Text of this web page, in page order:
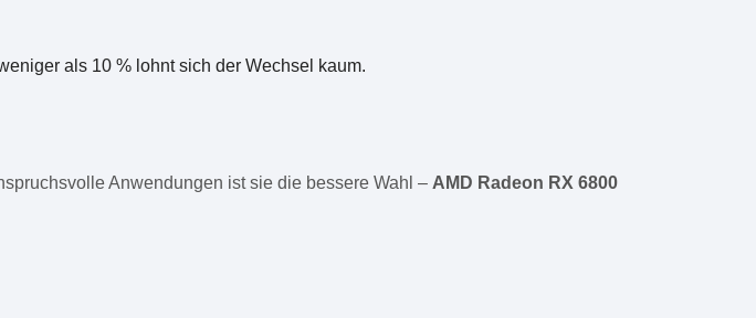
als 10 % lohnt sich der Wechsel kaum.
Anwendungen ist sie die bessere Wahl – AMD Radeon RX 6800